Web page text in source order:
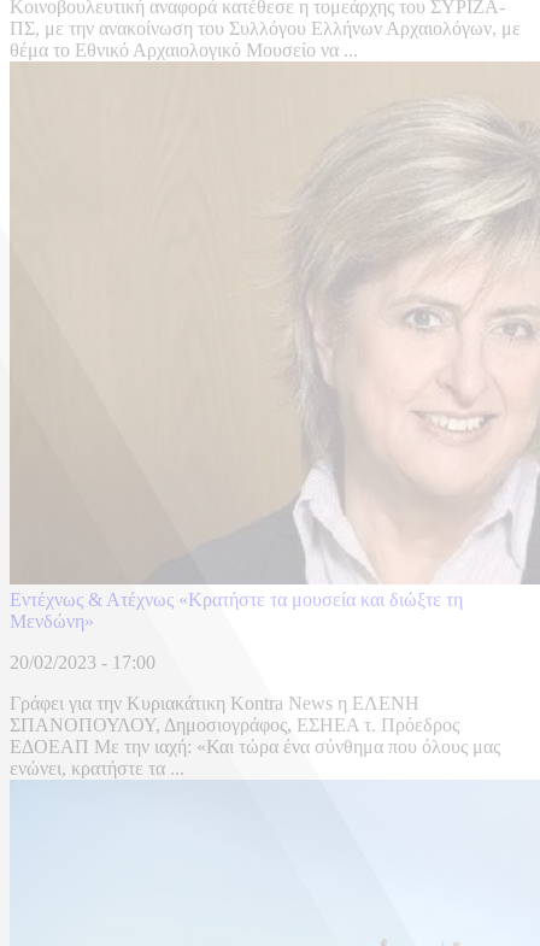
Κοινοβουλευτική αναφορά κατέθεσε η τομεάρχης του ΣΥΡΙΖΑ-
ΠΣ, με την ανακοίνωση του Συλλόγου Ελλήνων Αρχαιολόγων, με
θέμα το Εθνικό Αρχαιολογικό Μουσείο να ...
Εντέχνως & Ατέχνως «Κρατήστε τα μουσεία και διώξτε τη
Μενδώνη»
20/02/2023 - 17:00
Γράφει για την Κυριακάτικη Kontra News η ΕΛΕΝΗ
ΣΠΑΝΟΠΟΥΛΟΥ, Δημοσιογράφος, ΕΣΗΕΑ τ. Πρόεδρος
ΕΔΟΕΑΠ Με την ιαχή: «Και τώρα ένα σύνθημα που όλους μας
ενώνει, κρατήστε τα ...